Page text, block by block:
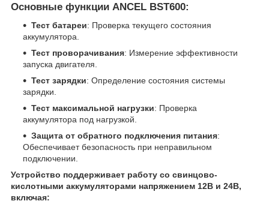
Основные функции ANCEL BST600:
Тест батареи: Проверка текущего состояния
аккумулятора.
Тест проворачивания: Измерение эффективности
запуска двигателя.
Тест зарядки: Определение состояния системы
зарядки.
Тест максимальной нагрузки: Проверка
аккумулятора под нагрузкой.
Защита от обратного подключения питания:
Обеспечивает безопасность при неправильном
подключении.
Устройство поддерживает работу со свинцово-
кислотными аккумуляторами напряжением 12В и 24В,
включая: